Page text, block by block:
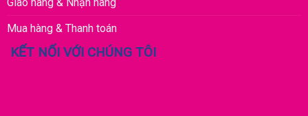
Mua hàng & Thanh toán
KẾT NỐI VỚI CHÚNG TÔI